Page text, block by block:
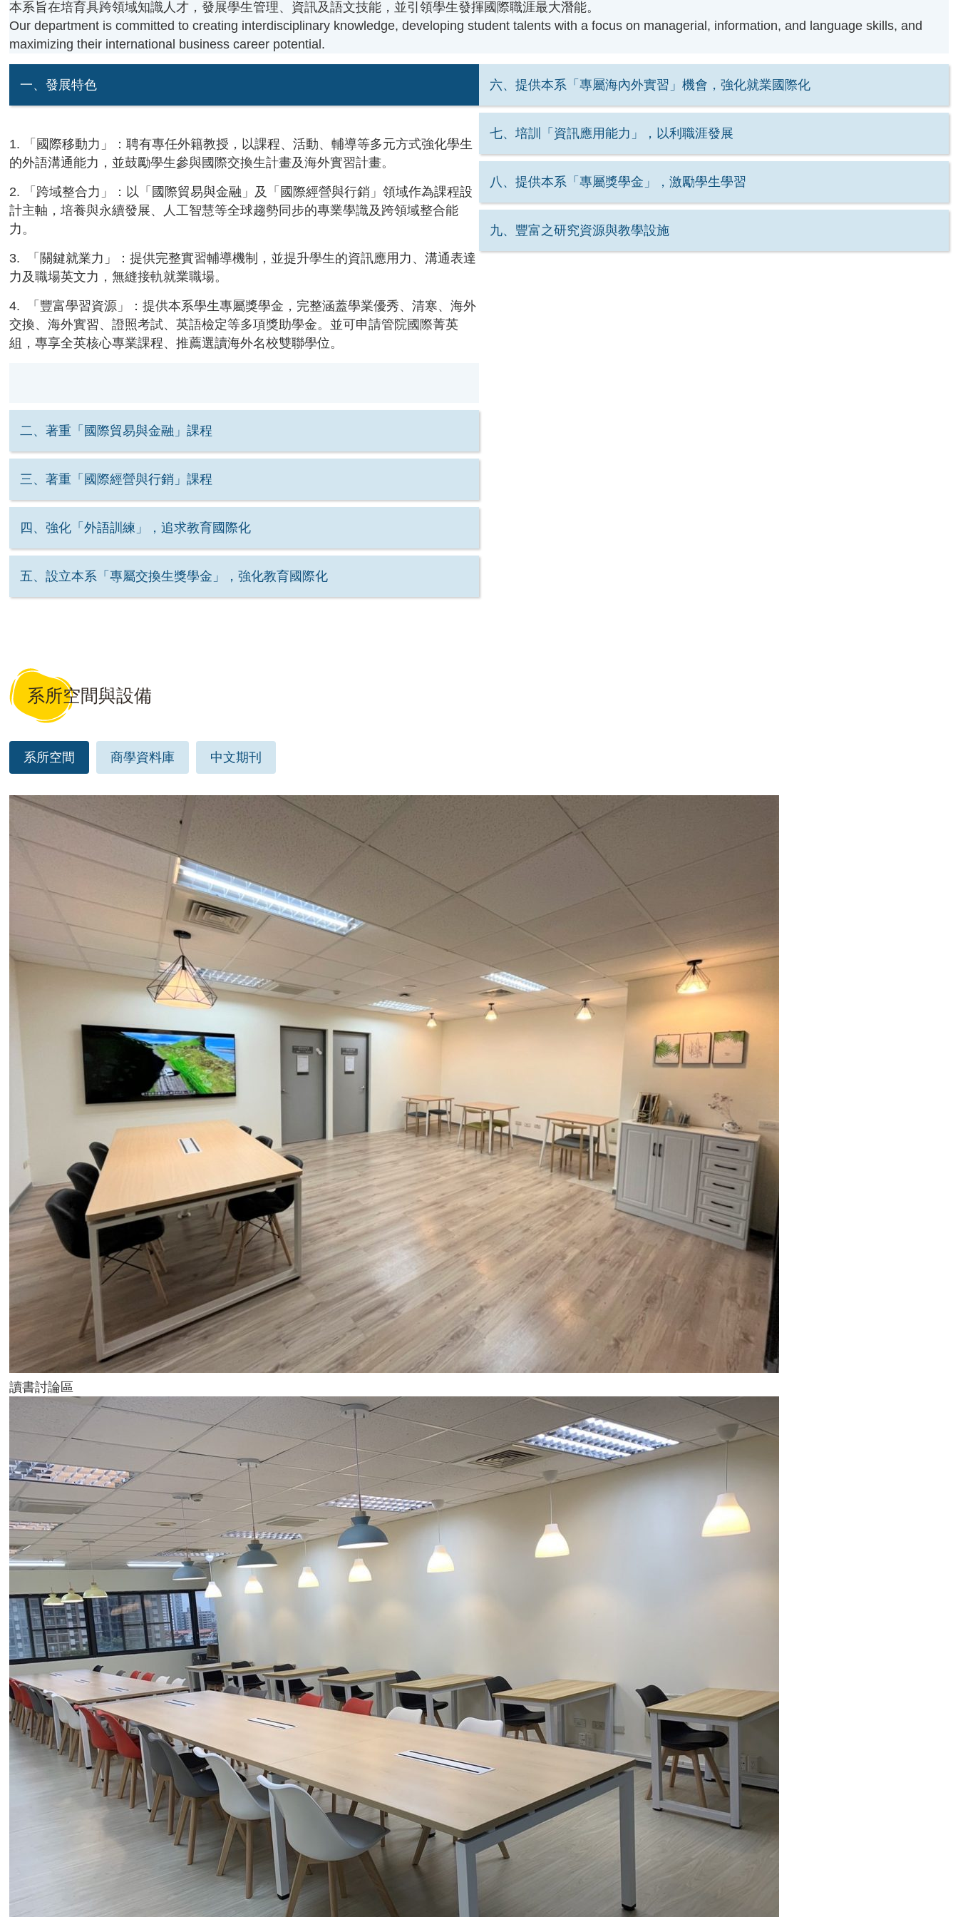
本系旨在培育具跨領域知識人才，發展學生管理、資訊及語文技能，並引領學生發揮國際職涯最大潛能。
Our department is committed to creating interdisciplinary knowledge, developing student talents with a focus on managerial, information, and language skills, and
maximizing their international business career potential.
一、發展特色
1. 「國際移動力」
：聘有專任外籍教授，以課程、活動、輔導等多元方式強化學生
的外語溝通能力，並鼓勵學生參與國際交換生計畫及海外實習計畫。
2. 「跨域整合力」
：以「國際貿易與金融」及「國際經營與行銷」領域作為課程設
計主軸，培養與永續發展、人工智慧等全球趨勢同步的專業學識及跨領域整合能
力。
3. 「關鍵就業力」
：提供完整實習輔導機制，並提升學生的資訊應用力、溝通表達
力及職場英文力，無縫接軌就業職場。
4. 「豐富學習資源」
：提供本系學生專屬獎學金，完整涵蓋學業優秀、清寒、海外
交換、海外實習、證照考試、英語檢定等多項獎助學金。並可申請管院國際菁英
組，專享全英核心專業課程、推薦選讀海外名校雙聯學位。
二、著重「國際貿易與金融」課程
三、著重「國際經營與行銷」課程
四、強化「外語訓練」，追求教育國際化
五、設立本系「專屬交換生獎學金」，強化教育國際化
六、提供本系「專屬海內外實習」機會，強化就業國際化
七、培訓「資訊應用能力」，以利職涯發展
八、提供本系「專屬獎學金」，激勵學生學習
九、豐富之研究資源與教學設施
系所空間與設備
系所空間 商學資料庫 中文期刊
讀書討論區